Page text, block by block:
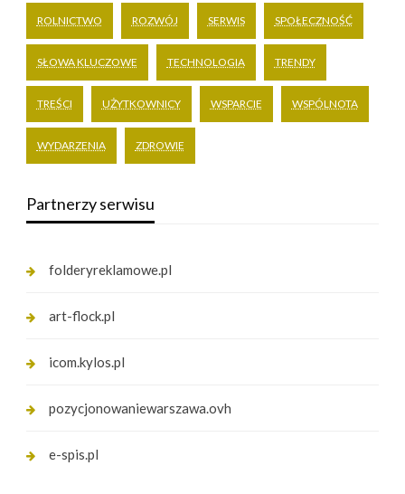
ROLNICTWO ROZWÓJ SERWIS SPOŁECZNOŚĆ
SŁOWA KLUCZOWE TECHNOLOGIA TRENDY
TREŚCI UŻYTKOWNICY WSPARCIE WSPÓLNOTA
WYDARZENIA ZDROWIE
Partnerzy serwisu
folderyreklamowe.pl
art-flock.pl
icom.kylos.pl
pozycjonowaniewarszawa.ovh
e-spis.pl